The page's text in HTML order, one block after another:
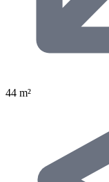
44 m²